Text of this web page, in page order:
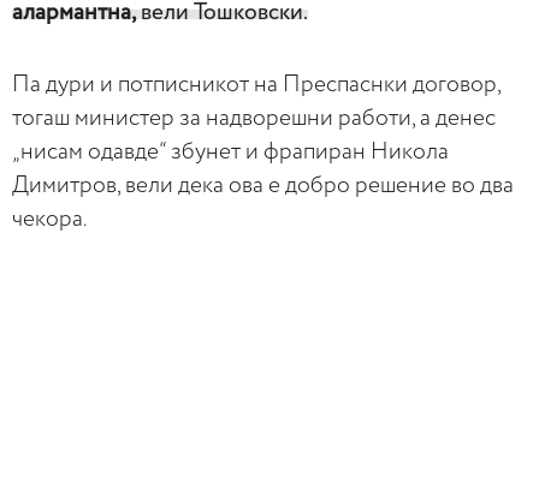
алармантна,вели Тошковски.
Па дури и потписникот на Преспаснки договор,
тогаш министер за надворешни работи, а денес
„нисам одавде“ збунет и фрапиран Никола
Димитров, вели дека ова е добро решение во два
чекора.